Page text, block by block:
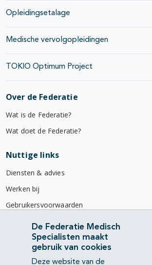
Opleidingsetalage
Medische vervolgopleidingen
TOKIO Optimum Project
Over de Federatie
Wat is de Federatie?
Wat doet de Federatie?
Nuttige links
Diensten & advies
Werken bij
Gebruikersvoorwaarden
Privacyverklaring
Contact
Mercatorlaan 1200
De Federatie Medisch
Specialisten maakt
gebruik van cookies
Deze website van de